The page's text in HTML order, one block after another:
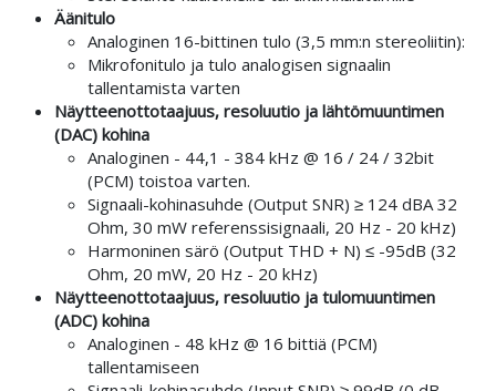
Äänitulo
Analoginen 16-bittinen tulo (3,5 mm:n stereoliitin):
Mikrofonitulo ja tulo analogisen signaalin
tallentamista varten
Näytteenottotaajuus, resoluutio ja lähtömuuntimen
(DAC) kohina
Analoginen - 44,1 - 384 kHz @ 16 / 24 / 32bit
(PCM) toistoa varten.
Signaali-kohinasuhde (Output SNR) ≥ 124 dBA 32
Ohm, 30 mW referenssisignaali, 20 Hz - 20 kHz)
Harmoninen särö (Output THD + N) ≤ -95dB (32
Ohm, 20 mW, 20 Hz - 20 kHz)
Näytteenottotaajuus, resoluutio ja tulomuuntimen
(ADC) kohina
Analoginen - 48 kHz @ 16 bittiä (PCM)
tallentamiseen